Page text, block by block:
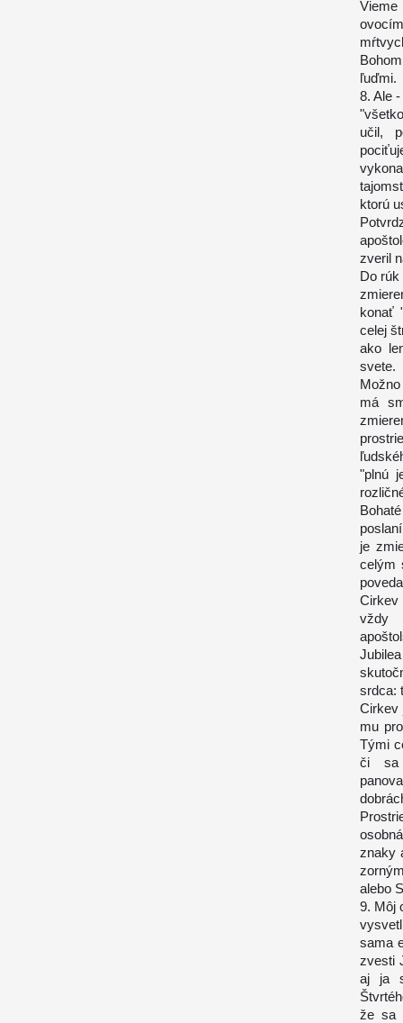
ľuďmi.
8. Ale
učil,
ktorú
zveril
Do
konať
celej
ako
svete.
má
"plnú
je
celým
Cirkev
vždy
srdca:
Cirkev
mu
Tými
či sa
znaky
alebo
9. Môj
sama
zvesti
aj ja
že sa